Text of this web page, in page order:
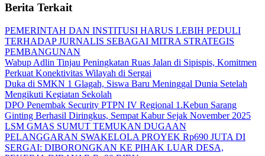
Berita Terkait
PEMERINTAH DAN INSTITUSI HARUS LEBIH PEDULI
TERHADAP JURNALIS SEBAGAI MITRA STRATEGIS
PEMBANGUNAN
Wabup Adlin Tinjau Peningkatan Ruas Jalan di Sipispis, Komitmen
Perkuat Konektivitas Wilayah di Sergai
Duka di SMKN 1 Glagah, Siswa Baru Meninggal Dunia Setelah
Mengikuti Kegiatan Sekolah
DPO Penembak Security PTPN IV Regional 1.Kebun Sarang
Ginting Berhasil Diringkus, Sempat Kabur Sejak November 2025
LSM GMAS SUMUT TEMUKAN DUGAAN
PELANGGARAN SWAKELOLA PROYEK Rp690 JUTA DI
SERGAI: DIBORONGKAN KE PIHAK LUAR DESA,